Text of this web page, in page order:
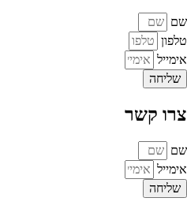
שם
טלפון
אימייל
שליחה
צרו קשר
שם
אימייל
שליחה